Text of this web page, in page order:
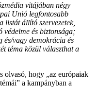
vitájában négy
Unió legfontosabb
listát állító szervezetek,
védelme és biztonsága;
és/vagy demokrácia és
téma közül választhat a
olvasó, hogy „az európaiak
a kampányban a